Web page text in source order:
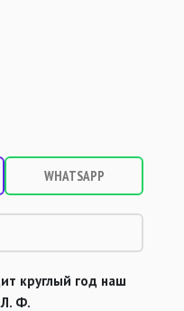
WHATSAPP
круглый год наш
Л. Ф.